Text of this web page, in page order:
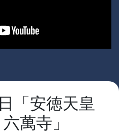
「安徳天皇
萬寺」